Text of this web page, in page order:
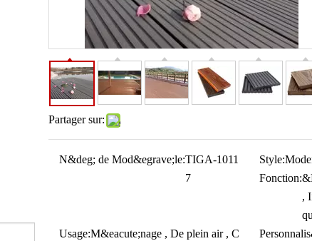
Partager sur:
N&deg; de Mod&egrave;le:TIGA-1011
7
Style:
Fonction:
,
Usage:M&eacute;nage , De plein air , C